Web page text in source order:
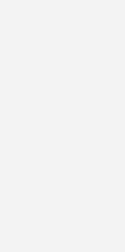
erstellen
Ihre
Das Modul